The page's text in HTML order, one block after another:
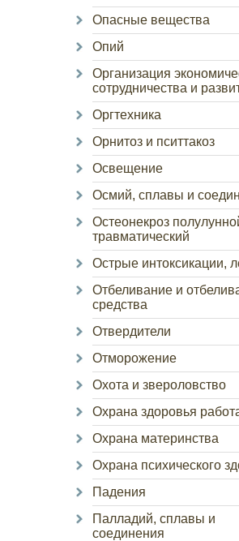
Опасные вещества
Опий
Организация
сотрудничества и
Оргтехника
Орнитоз и пситтакоз
Освещение
Осмий, сплавы и
Остеонекроз
травматический
Острые интоксикации,
Отбеливание и
средства
Отвердители
Отморожение
Охота и звероловство
Охрана здоровья
Охрана материнства
Охрана психического
Падения
Палладий, сплавы и
соединения